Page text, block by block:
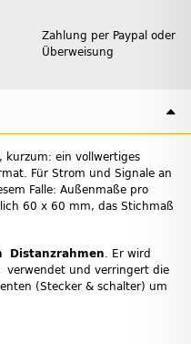
Zahlung per Paypal oder
Überweisung
kurzum: ein vollwertiges
Für Strom und Signale an
Falle: Außenmaße pro
60 x 60 mm, das Stichmaß
Distanzrahmen . Er wird
verwendet und verringert die
(Stecker & schalter) um